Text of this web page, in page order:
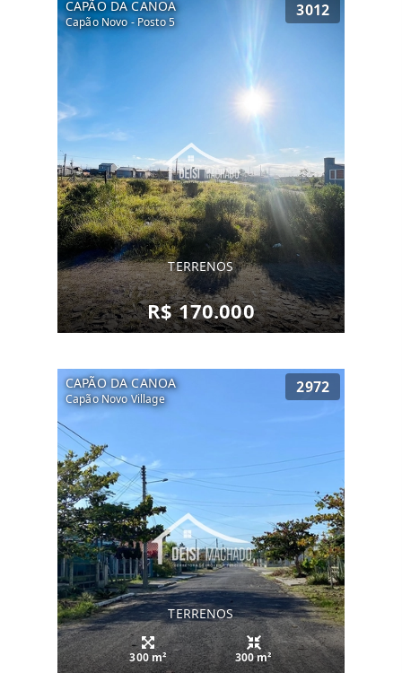
CAPÃO DA CANOA
Capão Novo - Posto 5
3012
TERRENOS
R$ 170.000
CAPÃO DA CANOA
Capão Novo Village
2972
TERRENOS
300 m² 300 m²